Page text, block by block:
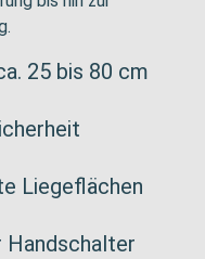
25 bis 80 cm
Liegeflächen
Handschalter